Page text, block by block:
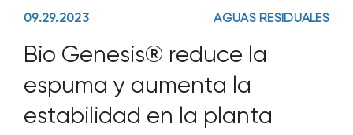
09.29.2023 AGUAS RESIDUALES
Bio Genesis® reduce la
espuma y aumenta la
estabilidad en la planta